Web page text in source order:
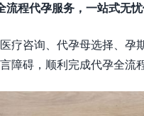
流程代孕服务，一站式无
疗咨询、代孕母选择、孕
障碍，顺利完成代孕全流程